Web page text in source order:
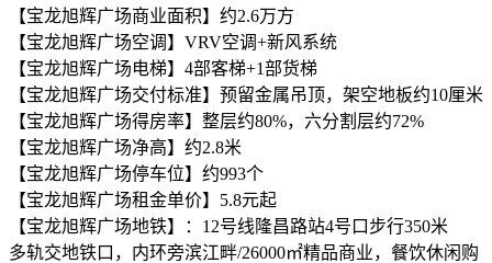
【宝龙旭辉广场商业面积】约2.6万方
【宝龙旭辉广场空调】VRV空调+新风系统
【宝龙旭辉广场电梯】4部客梯+1部货梯
【宝龙旭辉广场交付标准】预留金属吊顶，架空地板约10厘米
【宝龙旭辉广场得房率】整层约80%，六分割层约72%
【宝龙旭辉广场净高】约2.8米
【宝龙旭辉广场停车位】约993个
【宝龙旭辉广场租金单价】5.8元起
【宝龙旭辉广场地铁】：12号线隆昌路站4号口步行350米
多轨交地铁口，内环旁滨江畔/26000㎡精品商业，餐饮休闲购